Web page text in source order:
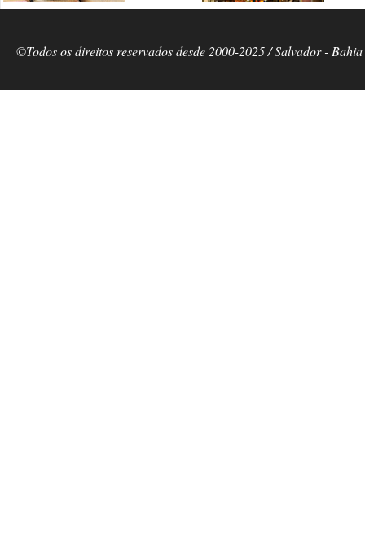
©Todos os direitos reservados desde 2000-2025 / Salvador -